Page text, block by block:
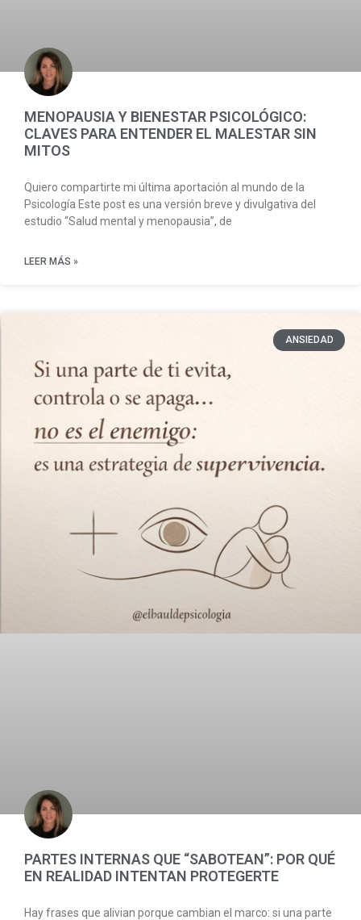
MENOPAUSIA Y BIENESTAR PSICOLÓGICO:
CLAVES PARA ENTENDER EL MALESTAR SIN
MITOS
Quiero compartirte mi última aportación al mundo de la
Psicología Este post es una versión breve y divulgativa del
estudio “Salud mental y menopausia”, de
LEER MÁS »
ANSIEDAD
PARTES INTERNAS QUE “SABOTEAN”: POR QUÉ
EN REALIDAD INTENTAN PROTEGERTE
Hay frases que alivian porque cambian el marco: si una parte